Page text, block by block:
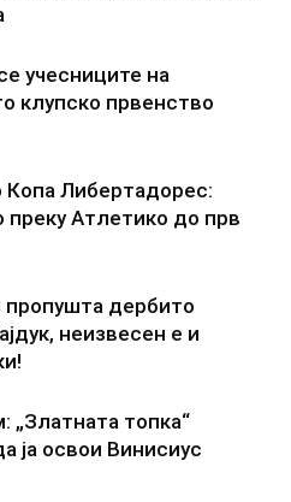
учесниците на
клупско првенство
Копа Либертадорес:
преку Атлетико до прв
дербито
неизвесен е и
„Златната топка“
ја освои Винисиус